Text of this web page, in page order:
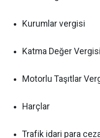
Kurumlar vergisi
Katma Değer
Motorlu Taşıtlar
Harçlar
Trafik idari para